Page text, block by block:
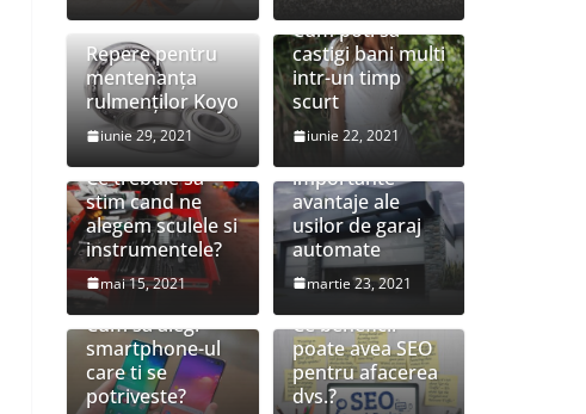
Repere pentru
mentenanța
rulmenților Koyo
iunie 29, 2021
Cum poti sa
castigi bani multi
intr-un timp
scurt
iunie 22, 2021
Ce trebuie sa
stim cand ne
alegem sculele si
instrumentele?
mai 15, 2021
importante
avantaje ale
usilor de garaj
automate
martie 23, 2021
Cum sa alegi
smartphone-ul
care ti se
potriveste?
Ce beneficii
poate avea SEO
pentru afacerea
dvs.?